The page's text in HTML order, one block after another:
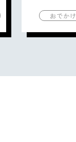
おでか